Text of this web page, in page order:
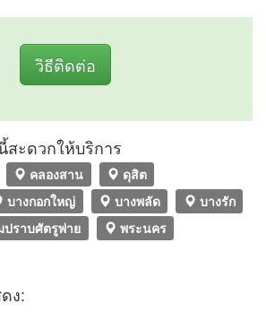
วิธีติดต่อ
ะดวกให้บริการ
คลองสาน
ดุสิต
บางกอกใหญ่ บางพลัด
บางรัก
ปราบศัตรูพ่าย
พระนคร
ง: